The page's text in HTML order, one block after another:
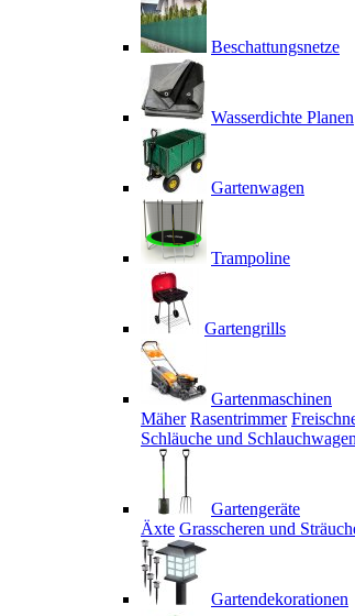
Beschattungsnetze
Wasserdichte Planen
Gartenwagen
Trampoline
Gartengrills
Gartenmaschinen
Mäher Rasentrimmer
Schläuche und Schlauchwagen
Gartengeräte
Äxte Grasscheren und
Gartendekorationen